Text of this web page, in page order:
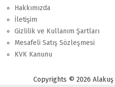
Hakkımızda
İletişim
Gizlilik ve Kullanım Şartları
Mesafeli Satış Sözleşmesi
KVK Kanunu
Copyrights © 2026